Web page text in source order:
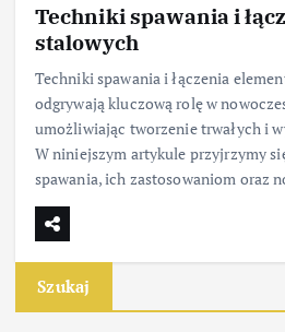
Techniki spawania i
stalowych
Techniki spawania i łączenia
odgrywają kluczową rolę w
umożliwiając tworzenie trwałych i
W niniejszym artykule przyjrzymy
spawania, ich zastosowaniom oraz
Szukaj